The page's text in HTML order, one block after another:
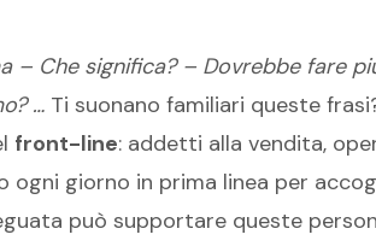
– Che significa? – Dovrebbe fare
… Ti suonano familiari queste
front-line: addetti alla vendita,
ogni giorno in prima linea per
può supportare queste